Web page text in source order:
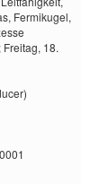
Fermikugel,
18.